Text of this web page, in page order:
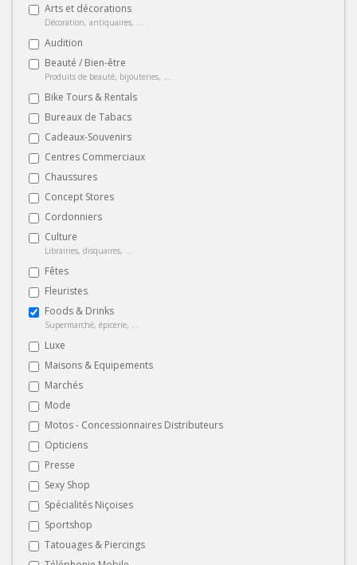
Arts et décorations
Décoration, antiquaires, ...
Audition
Beauté / Bien-être
Produits de beauté, bijouteries, ...
Bike Tours & Rentals
Bureaux de Tabacs
Cadeaux-Souvenirs
Centres Commerciaux
Chaussures
Concept Stores
Cordonniers
Culture
Librairies, disquaires, ...
Fêtes
Fleuristes
Foods & Drinks
Supermarché, épicerie, ...
Luxe
Maisons & Equipements
Marchés
Mode
Motos - Concessionnaires Distributeurs
Opticiens
Presse
Sexy Shop
Spécialités Niçoises
Sportshop
Tatouages & Piercings